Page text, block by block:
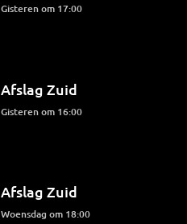
Gisteren om 17:00
Afslag Zuid
Gisteren om 16:00
Afslag Zuid
woensdag om 18:00